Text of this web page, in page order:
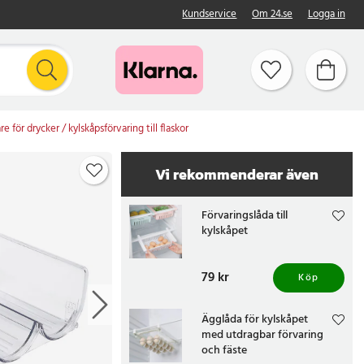
Kundservice Om 24.se Logga in
för drycker / kylskåpsförvaring till flaskor
Vi rekommenderar även
Förvaringslåda till
kylskåpet
Pris:79 kr
79 kr Köp
Ägglåda för kylskåpet
med utdragbar förvaring
och fäste